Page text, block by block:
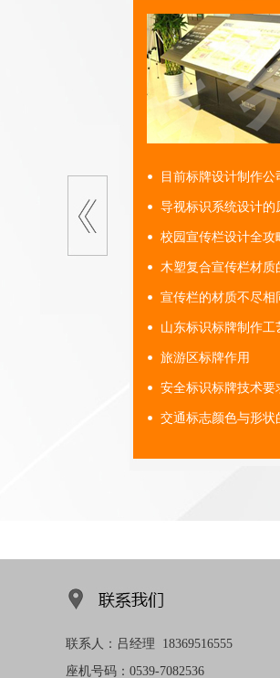
目前标牌设计制作
导视标识系统设计的
校园宣传栏设计全攻
木塑复合宣传栏材质
宣传栏的材质不尽相
山东标识标牌制作工
旅游区标牌作用
安全标识标牌技术要
交通标志颜色与形状
联系人：吕经理 18369516555
座机号码：0539-7082536